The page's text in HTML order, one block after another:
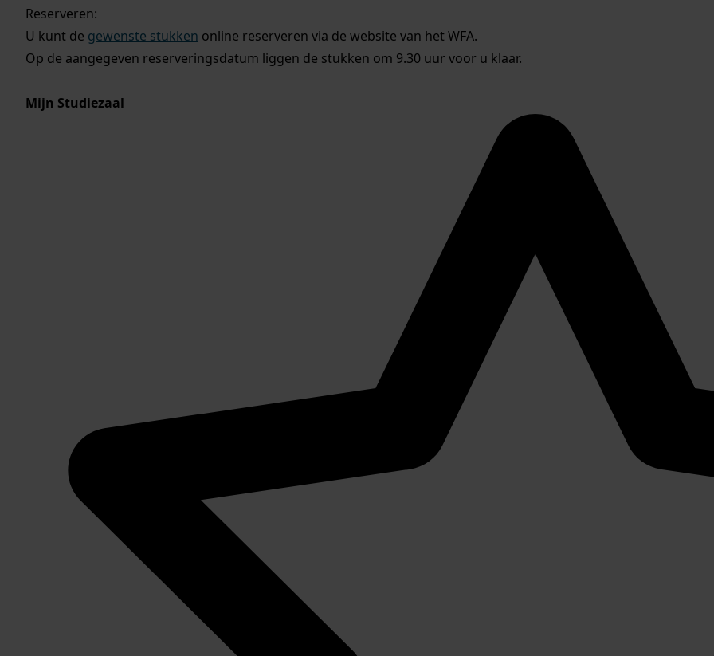
Reserveren:
U kunt de gewenste stukken online reserveren via de website van het WFA.
Op de aangegeven reserveringsdatum liggen de stukken om 9.30 uur voor u klaar.
Mijn Studiezaal